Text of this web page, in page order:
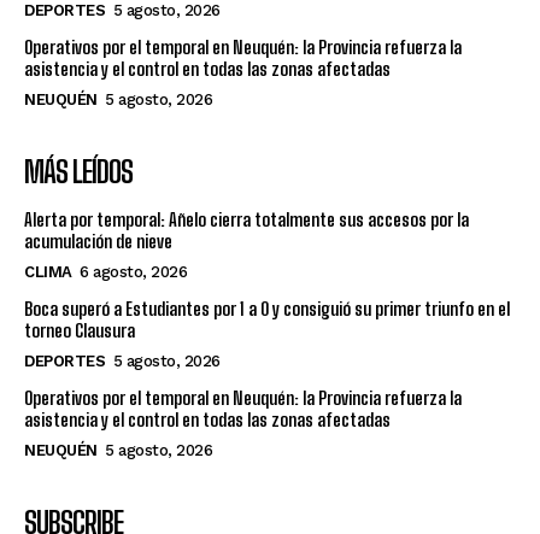
DEPORTES 5 agosto, 2026
Operativos por el temporal en Neuquén: la Provincia refuerza la
asistencia y el control en todas las zonas afectadas
NEUQUÉN 5 agosto, 2026
MÁS LEÍDOS
Alerta por temporal: Añelo cierra totalmente sus accesos por la
acumulación de nieve
CLIMA 6 agosto, 2026
Boca superó a Estudiantes por 1 a 0 y consiguió su primer triunfo en el
torneo Clausura
DEPORTES 5 agosto, 2026
Operativos por el temporal en Neuquén: la Provincia refuerza la
asistencia y el control en todas las zonas afectadas
NEUQUÉN 5 agosto, 2026
SUBSCRIBE